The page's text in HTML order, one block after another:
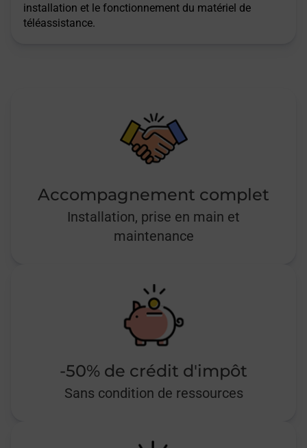
installation et le fonctionnement du matériel de
téléassistance.
Accompagnement complet
Installation, prise en main et
maintenance
-50% de crédit d'impôt
Sans condition de ressources